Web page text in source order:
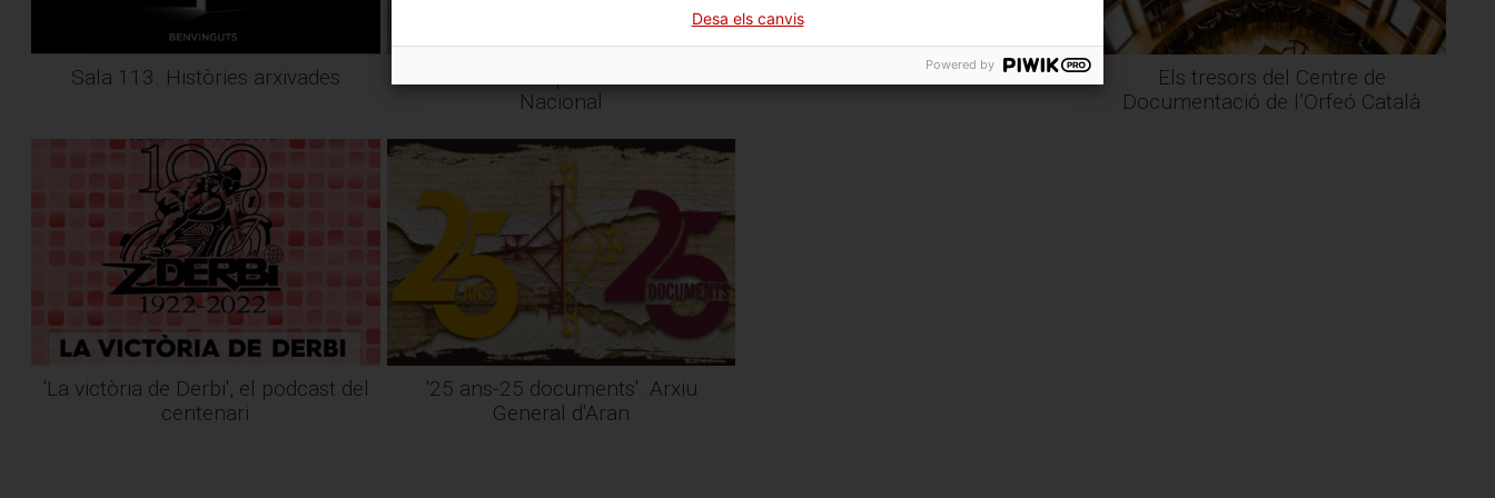
Sala 113. Històries arxivades
Nacional
Barcelona AMB Paraula d'arxiu
Els tresors del Centre de
Documentació de l’Orfeó Català
'La victòria de Derbi', el podcast del
centenari
'25 ans-25 documents'. Arxiu
General d'Aran
Desa els canvis
Powered by